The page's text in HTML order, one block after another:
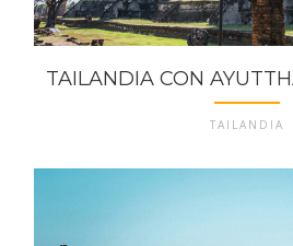
TAILANDIA CON
TAILANDIA